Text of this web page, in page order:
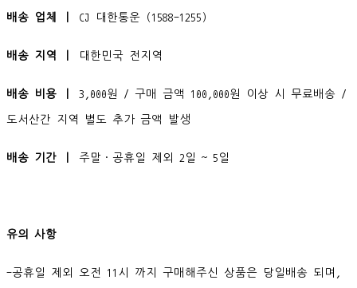
배송 업체 ㅣ CJ 대한통운 (1588-1255)
배송 지역 ㅣ 대한민국 전지역
배송 비용 ㅣ 3,000원 / 구매 금액 100,000원 이상 시 무료배송 /
도서산간 지역 별도 추가 금액 발생
배송 기간 ㅣ 주말·공휴일 제외 2일 ~ 5일
유의 사항
-공휴일 제외 오전 11시 까지 구매해주신 상품은 당일배송 되며,